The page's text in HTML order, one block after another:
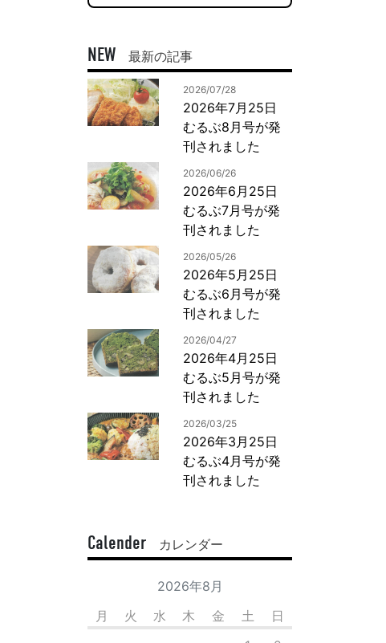
一般事業主行動計画
動画制作・映像撮影（ドローン撮影）
イラスト・キャラクター制作
ロゴデザイン・CI設計
コピー・ライティング
電子ブック制作
自社メディア
NEW 最新の記事
2026/07/28
2026年7月25日
むるぶ8月号が発
刊されました
2026/06/26
2026年6月25日
むるぶ7月号が発
刊されました
2026/05/26
2026年5月25日
むるぶ6月号が発
刊されました
2026/04/27
2026年4月25日
むるぶ5月号が発
刊されました
2026/03/25
2026年3月25日
むるぶ4月号が発
刊されました
Calender カレンダー
2026年8月
月
火 水 木 金 土 日